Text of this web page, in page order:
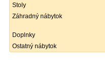
Stoly
Záhradný nábytok
Doplnky
Ostatný nábytok